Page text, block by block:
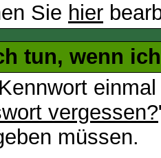
Sie hier
tun, wenn
vergessen?
müssen.